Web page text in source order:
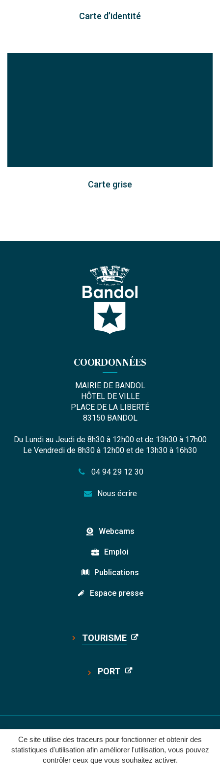
Ce site utilise des traceurs pour fonctionner et obtenir des
statistiques d'utilisation afin améliorer l'utilisation, vous pouvez
contrôler ceux que vous souhaitez activer.
Carte d’identité
Carte grise
COORDONNÉES
MAIRIE DE BANDOL
HÔTEL DE VILLE
PLACE DE LA LIBERTÉ
83150 BANDOL
Du Lundi au Jeudi de 8h30 à 12h00 et de 13h30 à 17h00
Le Vendredi de 8h30 à 12h00 et de 13h30 à 16h30
04 94 29 12 30
Nous écrire
Webcams
Emploi
Publications
Espace presse
TOURISME
PORT
ACCESSIBILITÉ: PARTIELLEMENT CONFORME